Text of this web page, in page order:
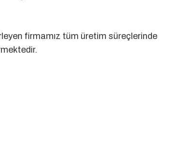
firmamız tüm üretim süreçlerinde